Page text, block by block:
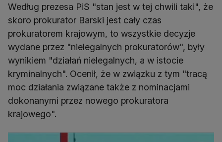
Według prezesa PiS "stan jest w tej chwili taki", że
skoro prokurator Barski jest cały czas
prokuratorem krajowym, to wszystkie decyzje
wydane przez "nielegalnych prokuratorów", były
wynikiem "działań nielegalnych, a w istocie
kryminalnych". Ocenił, że w związku z tym "tracą
moc działania związane także z nominacjami
dokonanymi przez nowego prokuratora
krajowego".